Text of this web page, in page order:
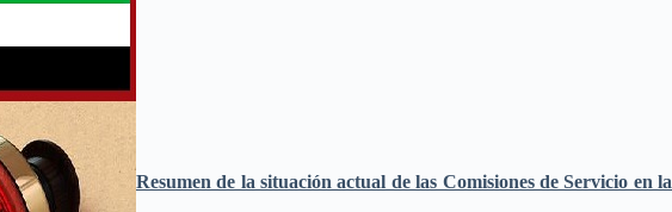
Resumen de la situación actual de las Comisiones de Servicio en la